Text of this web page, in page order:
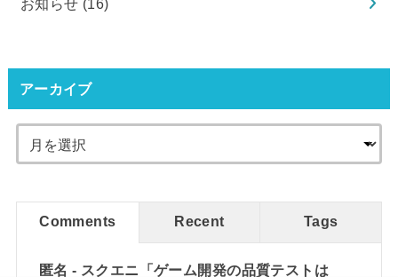
お知らせ (16)
アーカイブ
Comments Recent Tags
匿名- スクエニ「ゲーム開発の品質テストは